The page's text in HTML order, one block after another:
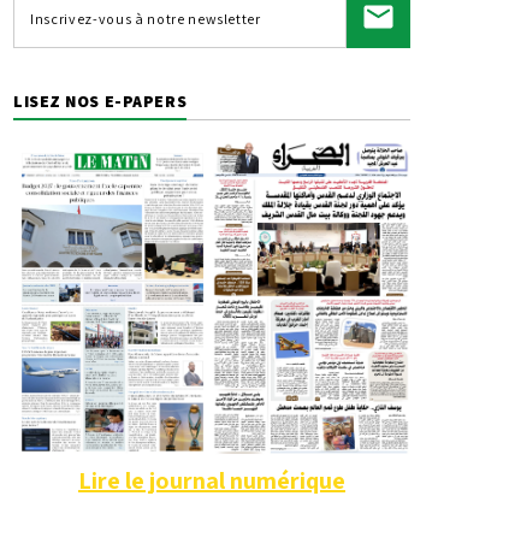
LISEZ NOS E-PAPERS
Lire le journal numérique